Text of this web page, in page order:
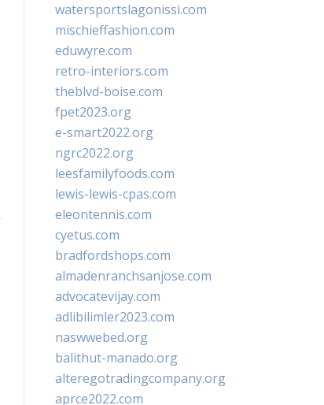
watersportslagonissi.com
mischieffashion.com
eduwyre.com
retro-interiors.com
theblvd-boise.com
fpet2023.org
e-smart2022.org
ngrc2022.org
leesfamilyfoods.com
lewis-lewis-cpas.com
eleontennis.com
cyetus.com
bradfordshops.com
almadenranchsanjose.com
advocatevijay.com
adlibilimler2023.com
naswwebed.org
balithut-manado.org
alteregotradingcompany.org
aprce2022.com